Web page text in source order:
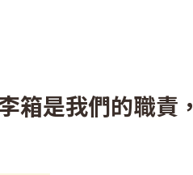
箱是我們的職責